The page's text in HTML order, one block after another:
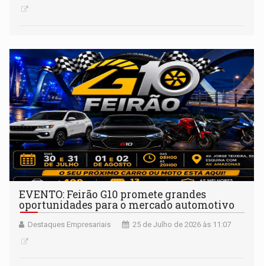
EVENTO: Feirão G10 promete grandes
oportunidades para o mercado automotivo
Destaques Empresariais 25 de Julho de 2026 às 11:07